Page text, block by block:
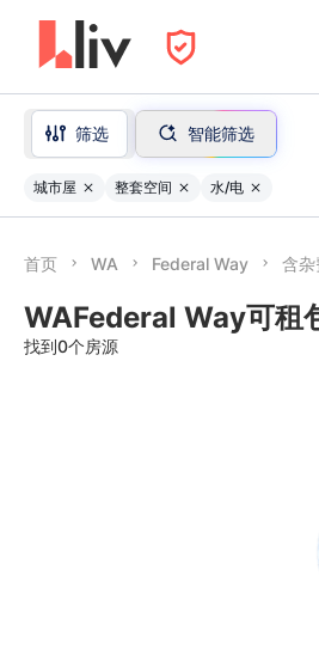
筛选 智能筛选
城市屋 整套空间 水/电
首页 WA Federal Way 含杂
WAFederal Way可租
找到0个房源